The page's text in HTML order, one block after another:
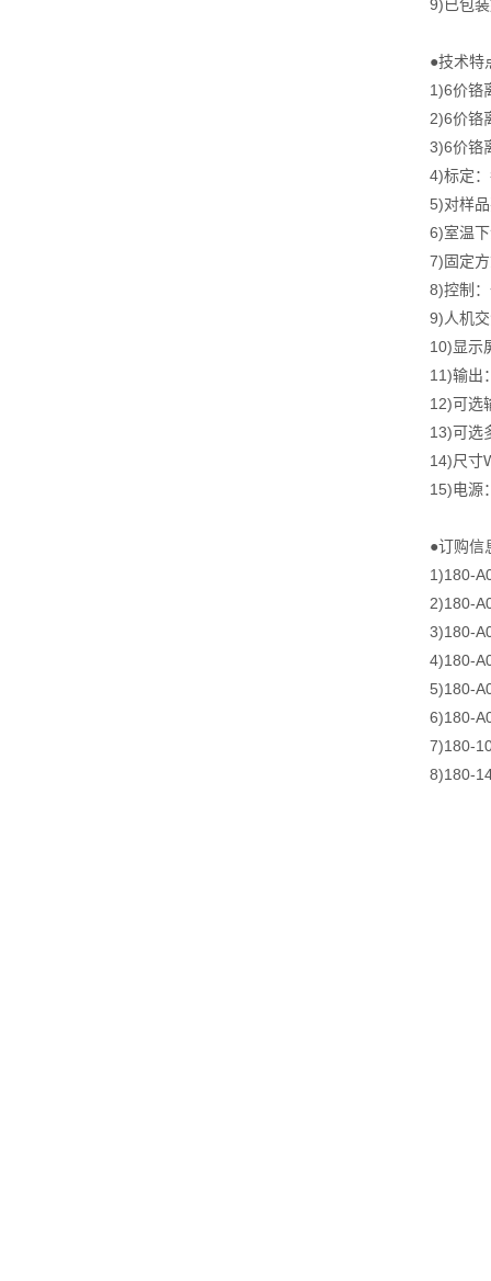
9)已包
●技术特
1)6价铬
2)6价铬
3)6价铬
4)标定
5)对样
6)室温
7)固定
8)控制
9)人机
10)显示
11)输出
12)可选
13)可选
14)尺寸
15)电源
●订购信
1)180-
2)180-
3)180-
4)180-
5)180-
6)180-
7)180-
8)180-